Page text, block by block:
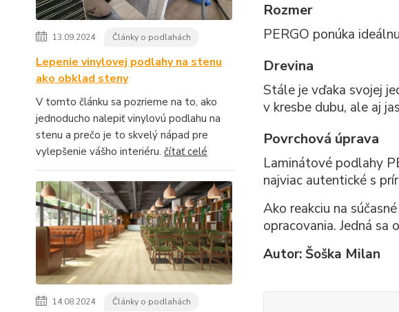
13.09.2024 Články o podlahách
Lepenie vinylovej podlahy na stenu
ako obklad steny
V tomto článku sa pozrieme na to, ako
jednoducho nalepiť vinylovú podlahu na
stenu a prečo je to skvelý nápad pre
vylepšenie vášho interiéru. čítať celé
14.08.2024 Články o podlahách
Rozmer
PERGO ponúka
Drevina
Stále je vďaka svojej
v kresbe dubu, ale aj
Povrchová úprava
Laminátové podlahy
najviac autentické s
Ako reakciu na
opracovania. Jedná
Autor: Šoška Milan